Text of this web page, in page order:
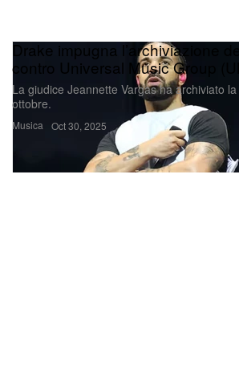
Musica
Drake impugna l’archiviazione
contro Universal Music Group
La giudice Jeannette Vargas ha archiviato
ottobre.
Oct 30, 2025